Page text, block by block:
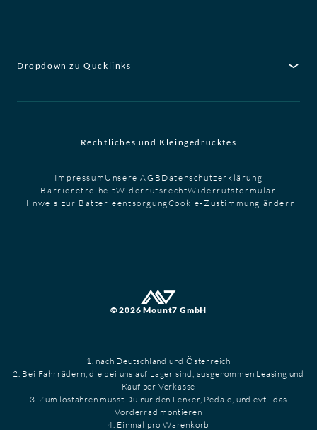
Dropdown zu Qucklinks
Rechtliches und Kleingedrucktes
Impressum Unsere AGB Datenschutzerklärung
BarrierefreiheitWiderrufsrechtWiderrufsformular
Hinweis zur BatterieentsorgungCookie-Zustimmung ändern
© 2026 Mount7 GmbH
1. nach Deutschland und Österreich
2. Bei Fahrrädern, die bei uns auf Lager sind, ausgenommen Leasing und
Kauf per Vorkasse
3. Zum losfahren musst Du nur den Lenker, Pedale, und evtl. das
Vorderrad montieren
4. Einmal pro Warenkorb